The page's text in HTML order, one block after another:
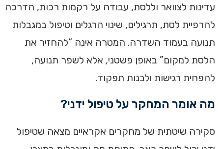
עדינות לצוואר וללסת, עבודה על רקמות רכות, הדרכה
להרפיית לסת, תרגילים, שינוי הרגלים וטיפול במגבלות
תנועה בעמוד השדרה. המטרה אינה “להחזיר את
הלסת למקום” באופן פשטני, אלא לשפר תנועה,
להפחית רגישות ולבנות תפקוד.
מה אומר המחקר על טיפול ידני?
סקירה שיטתית של מחקרים אקראיים מצאה שטיפול